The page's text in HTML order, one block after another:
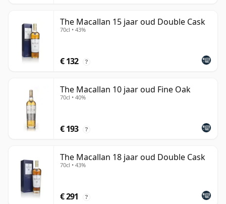
The Macallan 15 jaar oud Double Cask
70cl • 43%
€ 132 ?
The Macallan 10 jaar oud Fine Oak
70cl • 40%
€ 193 ?
The Macallan 18 jaar oud Double Cask
70cl • 43%
€ 291 ?